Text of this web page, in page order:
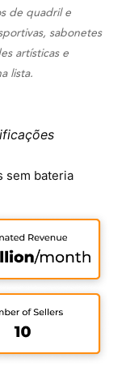
de quadril e
sabonetes
artísticas e
lista.
sem bateria